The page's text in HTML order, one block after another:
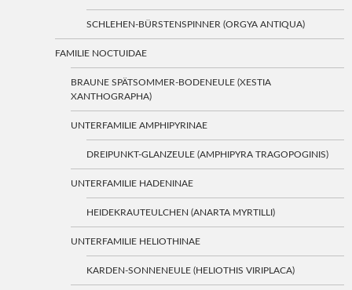
SCHLEHEN-BÜRSTENSPINNER (ORGYA ANTIQUA)
FAMILIE NOCTUIDAE
BRAUNE SPÄTSOMMER-BODENEULE (XESTIA
XANTHOGRAPHA)
UNTERFAMILIE AMPHIPYRINAE
DREIPUNKT-GLANZEULE (AMPHIPYRA TRAGOPOGINIS)
UNTERFAMILIE HADENINAE
HEIDEKRAUTEULCHEN (ANARTA MYRTILLI)
UNTERFAMILIE HELIOTHINAE
KARDEN-SONNENEULE (HELIOTHIS VIRIPLACA)